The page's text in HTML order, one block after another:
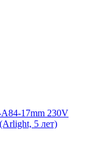
17mm 230V
5 лет)